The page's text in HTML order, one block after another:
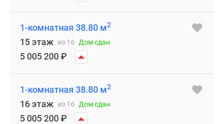
1-комнатная 38.80 м2
15 этаж из 16 Дом сдан
5 005 200₽
1-комнатная 38.80 м2
16 этаж из 16 Дом сдан
5 005 200₽